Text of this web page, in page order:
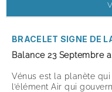
BRACELET SIGNE DE
Balance23 Septembre
Vénus est la planète qui
l’élément Air qui